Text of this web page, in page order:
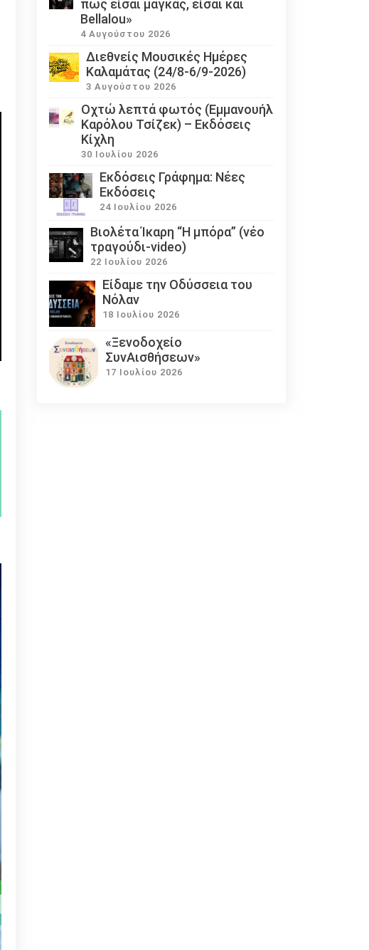
πως είσαι μάγκας, είσαι και
Bellalou»
4 Αυγούστου 2026
Διεθνείς Μουσικές Ημέρες
Καλαμάτας (24/8-6/9-2026)
3 Αυγούστου 2026
Οχτώ λεπτά φωτός (Εμμανουήλ
Καρόλου Τσίζεκ) – Εκδόσεις
Κίχλη
30 Ιουλίου 2026
Εκδόσεις Γράφημα: Νέες
Εκδόσεις
24 Ιουλίου 2026
Βιολέτα Ίκαρη “Η μπόρα” (νέο
τραγούδι-video)
22 Ιουλίου 2026
Eίδαμε την Οδύσσεια του
Νόλαν
18 Ιουλίου 2026
«Ξενοδοχείο
ΣυνΑισθήσεων»
17 Ιουλίου 2026